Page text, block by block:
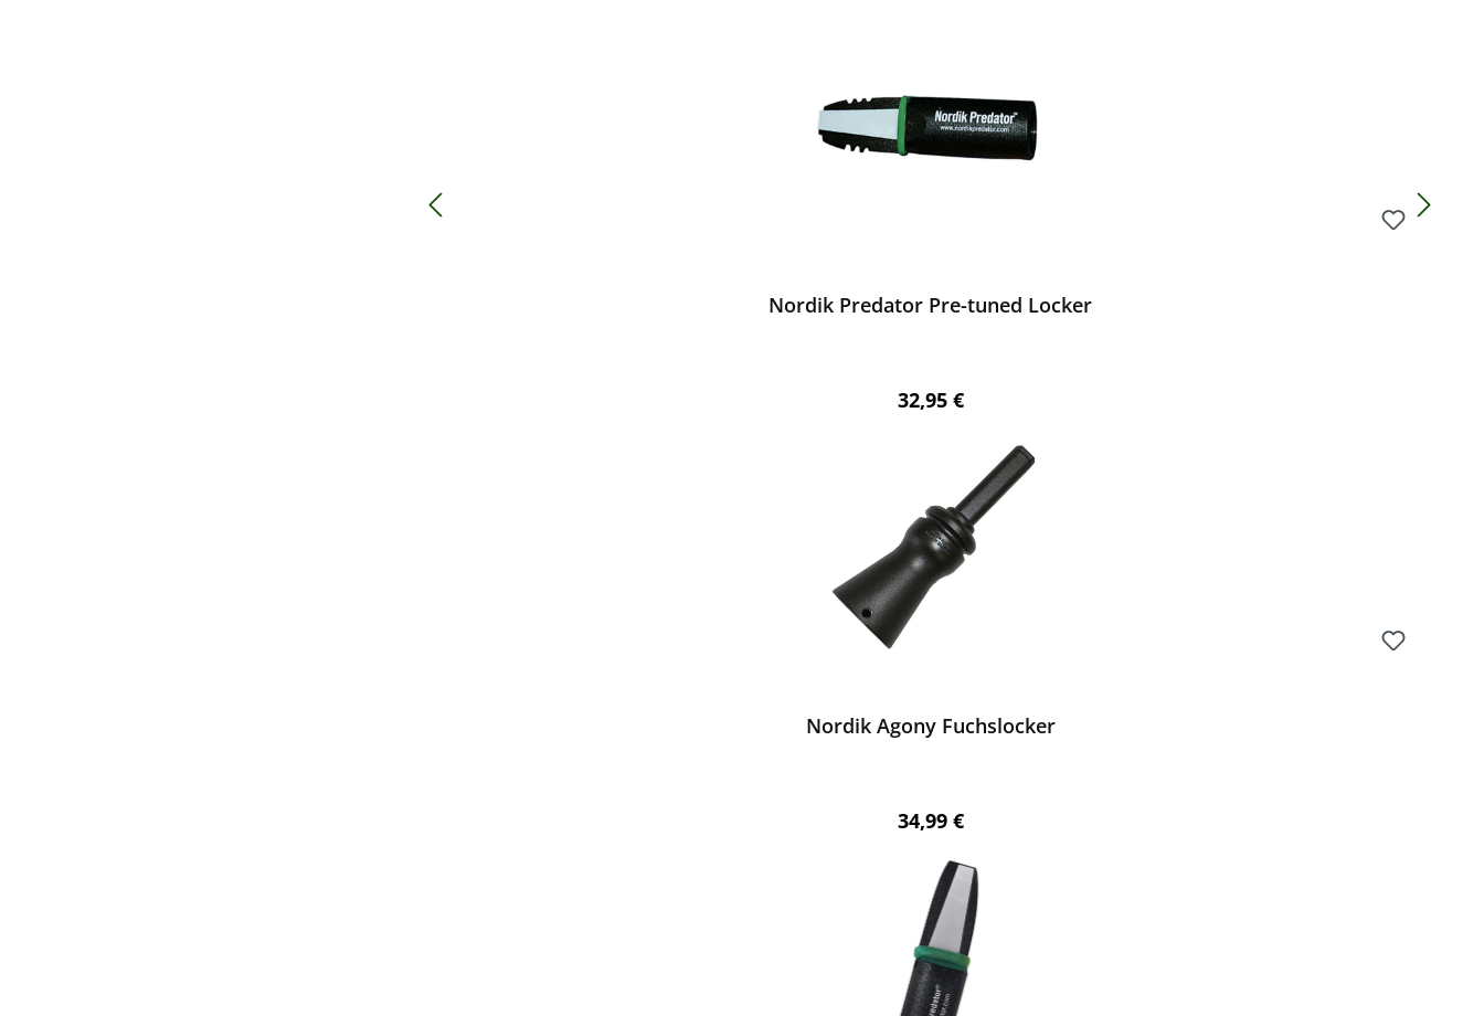
Nordik Predator Pre-tuned Locker
Regulärer Preis:
32,95 €
Nordik Agony Fuchslocker
Regulärer Preis:
34,99 €